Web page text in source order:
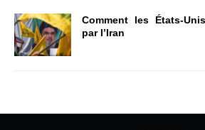
Comment les États-
par l’Iran